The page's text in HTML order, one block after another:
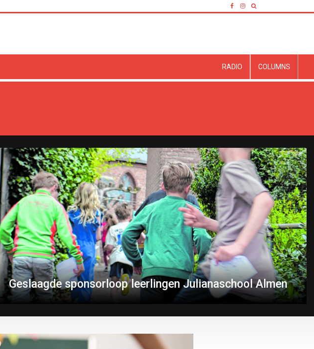
COLUMNS
RADIO
Geslaagde sponsorloop leerlingen Julianaschool Almen